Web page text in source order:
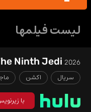
لیست فیلمها
Ninth Jedi2026
سریال اکشن
با